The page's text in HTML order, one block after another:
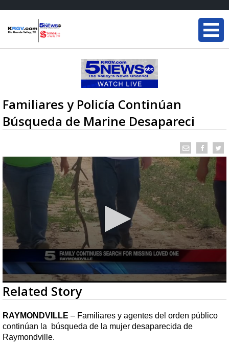
Familiares y Policía Continúan
Búsqueda de Marine Desapareci
0
seconds
of
1
minute,
34
seconds
Related Story
RAYMONDVILLE – Familiares y agentes del orden público
continúan la búsqueda de la mujer desaparecida de
Raymondville.